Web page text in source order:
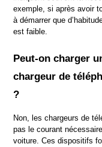
exemple, si après avoir
à démarrer que
est faible.
Peut-on charger
chargeur de
?
Non, les chargeurs de
pas le courant
voiture. Ces dispositifs